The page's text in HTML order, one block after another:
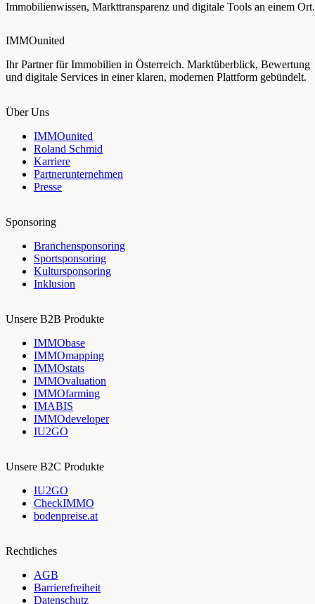
Immobilienwissen, Markttransparenz und digitale Tools an einem Ort.
IMMOunited
Ihr Partner für Immobilien in Österreich. Marktüberblick, Bewertung
und digitale Services in einer klaren, modernen Plattform gebündelt.
Über Uns
IMMOunited
Roland Schmid
Karriere
Partnerunternehmen
Presse
Sponsoring
Branchensponsoring
Sportsponsoring
Kultursponsoring
Inklusion
Unsere B2B Produkte
IMMObase
IMMOmapping
IMMOstats
IMMOvaluation
IMMOfarming
IMABIS
IMMOdeveloper
IU2GO
Unsere B2C Produkte
IU2GO
CheckIMMO
bodenpreise.at
Rechtliches
AGB
Barrierefreiheit
Datenschutz